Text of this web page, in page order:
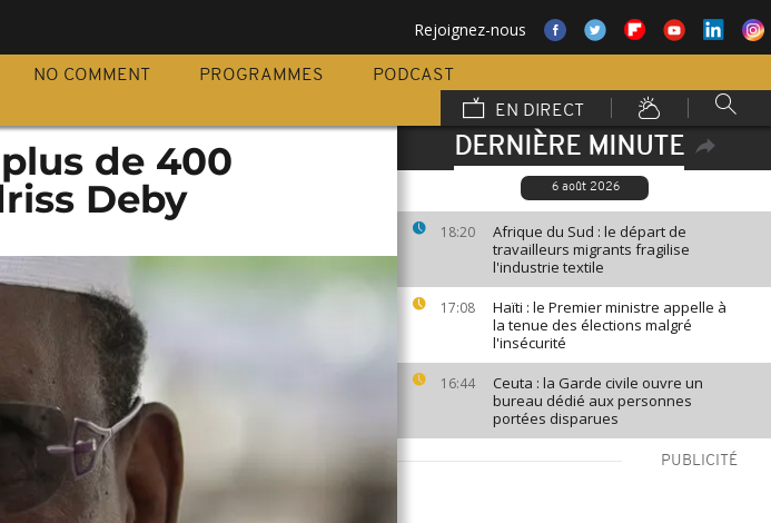
Rejoignez-nous
NO COMMENT PROGRAMMES
PODCAST
EN DIRECT
DERNIÈRE MINUTE
6 août 2026
18:20
Afrique du Sud : le départ de
travailleurs migrants fragilise
l'industrie textile
17:08
Haïti : le Premier ministre appelle à
la tenue des élections malgré
l'insécurité
16:44
Ceuta : la Garde civile ouvre un
bureau dédié aux personnes
portées disparues
PUBLICITÉ
de 400
Deby